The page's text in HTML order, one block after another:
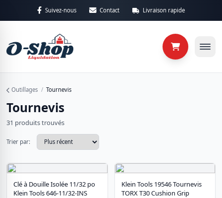
Suivez-nous Contact Livraison rapide
Retour
Catégories
Retour
Outillages / Tournevis
Tournevis
31 produits trouvés
Trier par:
Clé à Douille Isolée 11/32 po
Klein Tools 646-11/32-INS
Klein Tools 19546 Tournevis
TORX T30 Cushion Grip